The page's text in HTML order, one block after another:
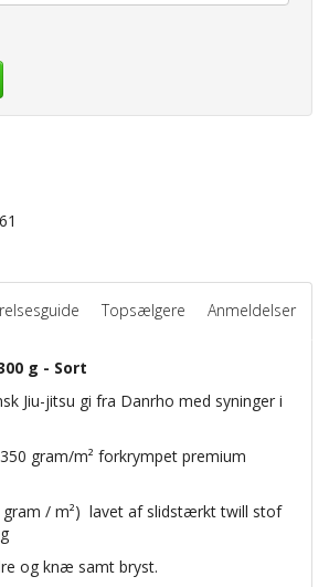
Topsælgere Anmeldelser
g - Sort
Jiu-jitsu gi fra Danrho med syninger i
gram/m² forkrympet premium
/ m²) lavet af slidstærkt twill stof
og knæ samt bryst.